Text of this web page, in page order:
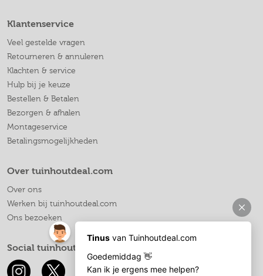
Klantenservice
Veel gestelde vragen
Retourneren & annuleren
Klachten & service
Hulp bij je keuze
Bestellen & Betalen
Bezorgen & afhalen
Montageservice
Betalingsmogelijkheden
Over tuinhoutdeal.com
Over ons
Werken bij tuinhoutdeal.com
Ons bezoeken
Social tuinhoutdeal.com